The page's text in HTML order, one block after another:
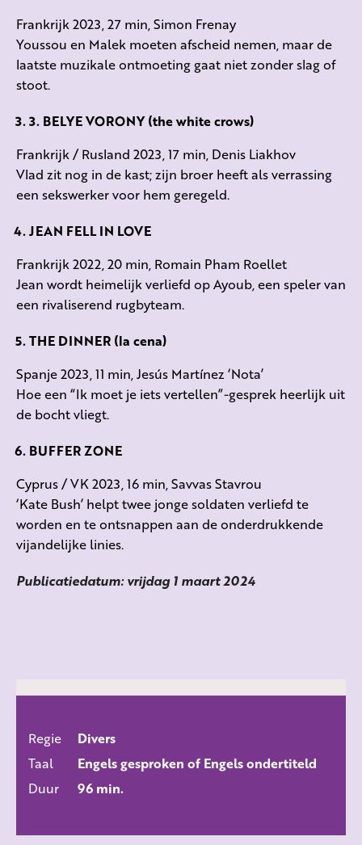
Frankrijk 2023, 27 min, Simon Frenay
Youssou en Malek moeten afscheid nemen, maar de
laatste muzikale ontmoeting gaat niet zonder slag of
stoot.
3. BELYE VORONY (the white crows)
Frankrijk / Rusland 2023, 17 min, Denis Liakhov
Vlad zit nog in de kast; zijn broer heeft als verrassing
een sekswerker voor hem geregeld.
JEAN FELL IN LOVE
Frankrijk 2022, 20 min, Romain Pham Roellet
Jean wordt heimelijk verliefd op Ayoub, een speler van
een rivaliserend rugbyteam.
THE DINNER (la cena)
Spanje 2023, 11 min, Jesús Martínez ‘Nota’
Hoe een “Ik moet je iets vertellen”-gesprek heerlijk uit
de bocht vliegt.
BUFFER ZONE
Cyprus / VK 2023, 16 min, Savvas Stavrou
‘Kate Bush’ helpt twee jonge soldaten verliefd te
worden en te ontsnappen aan de onderdrukkende
vijandelijke linies.
Publicatiedatum: vrijdag 1 maart 2024
Regie
Divers
Taal
Engels gesproken of Engels ondertiteld
Duur
96 min.